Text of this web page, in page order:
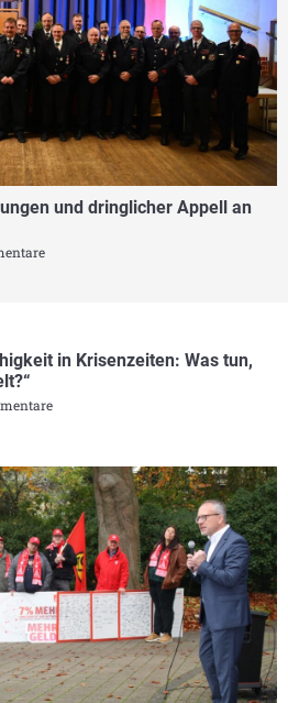
und dringlicher Appell an
in Krisenzeiten: Was tun,